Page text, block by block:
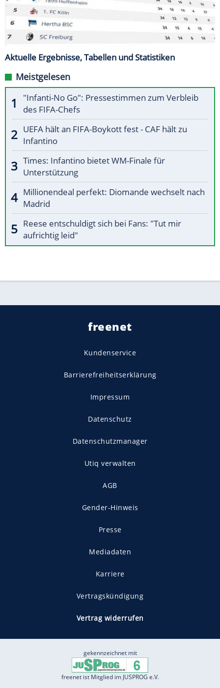
Aktuelle Ergebnisse, Tabellen und Statistiken
Meistgelesen
"Infanti-No Go": Pressestimmen zum Verbleib
des FIFA-Chefs
UEFA hält an FIFA-Boykott fest - CAF hält zu
Infantino
Times: Infantino bietet WM-Finale für
Unterstützung
Millionendeal perfekt: Diomande wechselt nach
Madrid
Reese entschuldigt sich bei Fans: "Tut mir
aufrichtig leid"
freenet
Kundenservice
Barrierefreiheitserklärung
Impressum
Datenschutz
Datenschutzmanager
Utiq verwalten
AGB
Gender-Hinweis
Presse
Mediadaten
Karriere
Vertragskündigung
Vertrag widerrufen
gekennzeichnet mit
freenet ist Mitglied im JUSPROG e.V.